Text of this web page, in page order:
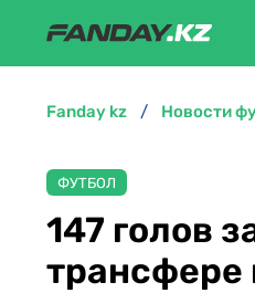
fanday kz новости
ФУТБОЛ
147 голов
трансфере